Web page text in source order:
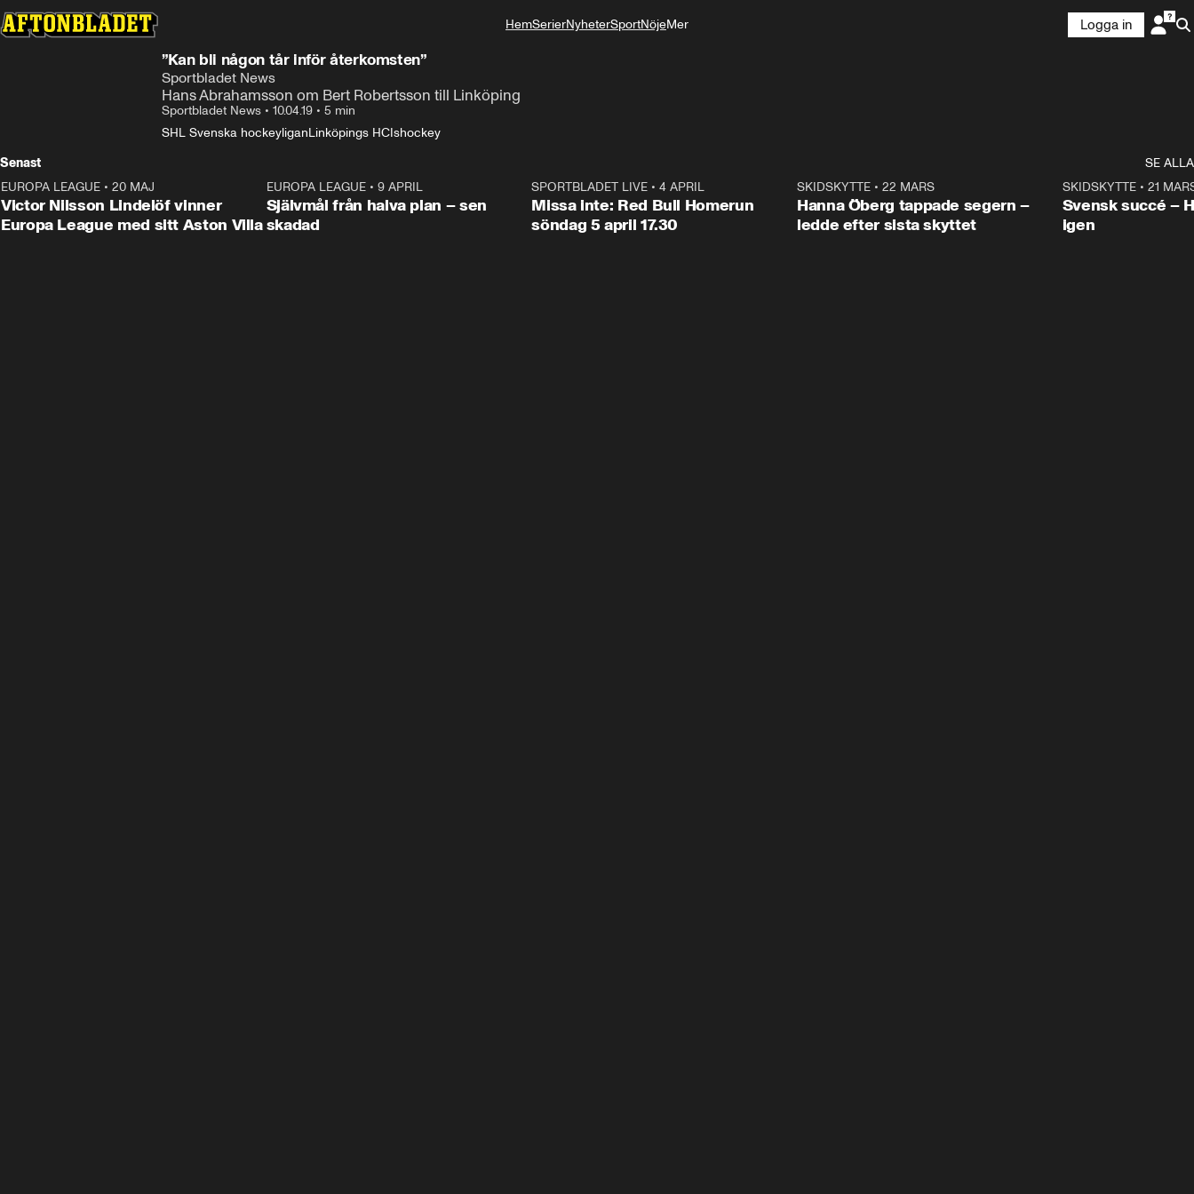
HemSerierNyheterSportNöjeMer
Logga in
”Kan bli någon tår inför återkomsten”
Sportbladet News
Hans Abrahamsson om Bert Robertsson till Linköping
Sportbladet News • 10.04.19 • 5 min
SHL Svenska hockeyliganLinköpings HCIshockey
Senast
SE ALLA
EUROPA LEAGUE • 20 MAJ
Victor Nilsson Lindelöf vinner
Europa League med sitt Aston Villa
1:03
EUROPA LEAGUE• 9 APRIL
Självmål från halva plan – sen
skadad
SPORTBLADET LIVE •4 APRIL
Missa inte: Red Bull Homerun
söndag 5 april 17.30
SKIDSKYTTE• 22 MARS
Hanna Öberg tappade segern –
ledde efter sista skyttet
SKIDSKYTTE• 21
Svensk succé –
igen